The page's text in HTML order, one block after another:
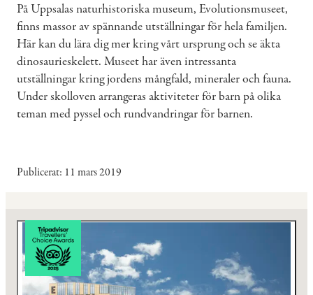
På Uppsalas naturhistoriska museum, Evolutionsmuseet,
finns massor av spännande utställningar för hela familjen.
Här kan du lära dig mer kring vårt ursprung och se äkta
dinosaurieskelett. Museet har även intressanta
utställningar kring jordens mångfald, mineraler och fauna.
Under skolloven arrangeras aktiviteter för barn på olika
teman med pyssel och rundvandringar för barnen.
Publicerat 11 mars 2019